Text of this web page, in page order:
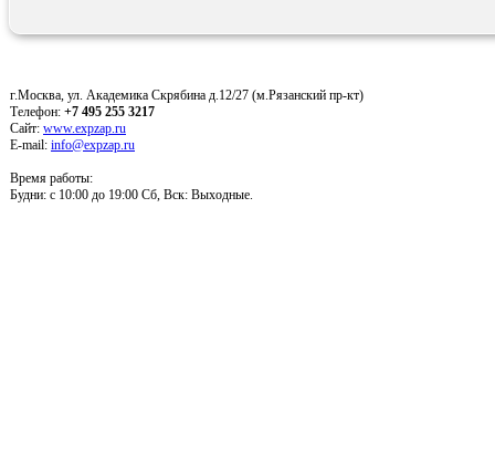
г.Москва, ул. Академика Скрябина д.12/27 (м.Рязанский пр-кт)
Телефон: +7 495 255 3217
Сайт: www.expzap.ru
E-mail: info@expzap.ru
Время работы:
Будни: c 10:00 до 19:00 Сб, Вск: Выходные.